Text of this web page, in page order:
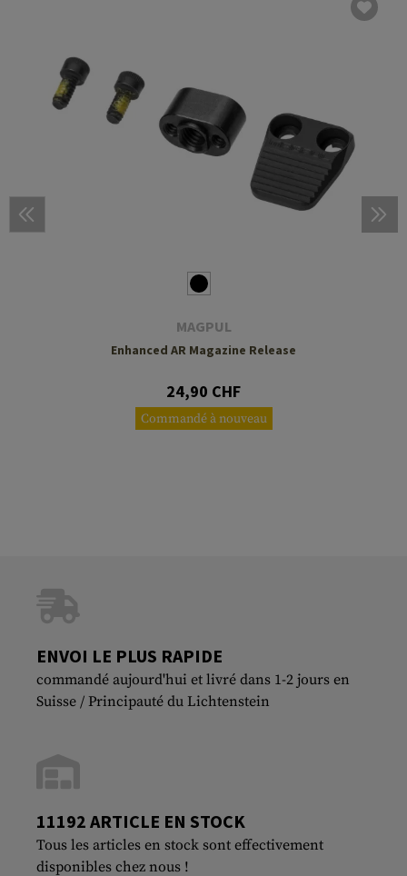
MAGPUL
Enhanced AR Magazine Release
24,90 CHF
Commandé à nouveau
ENVOI LE PLUS RAPIDE
commandé aujourd'hui et livré dans 1-2 jours en
Suisse / Principauté du Lichtenstein
11192 ARTICLE EN STOCK
Tous les articles en stock sont effectivement
disponibles chez nous !